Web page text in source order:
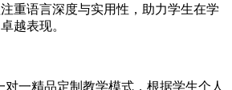
重语言深度与实用性，助力学生在学
越表现。
一精品定制教学模式，根据学生个人